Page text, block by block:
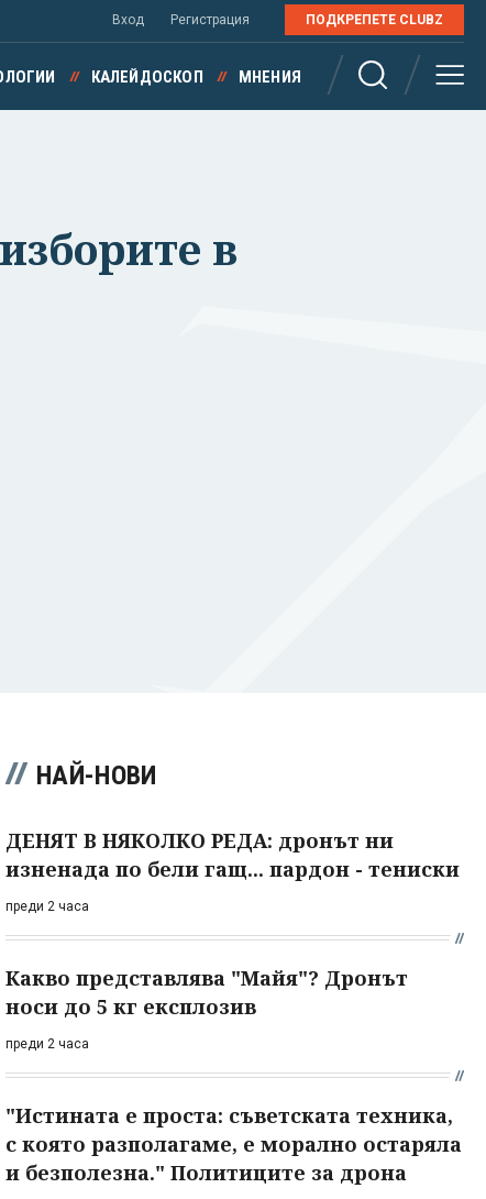
Вход Регистрация ПОДКРЕПЕТЕ CLUBZ
КАЛЕЙДОСКОП МНЕНИЯ
в
НАЙ-НОВИ
ДЕНЯТ В НЯКОЛКО РЕДА: дронът ни
изненада по бели гащ... пардон - тениски
преди 2 часа
Какво представлява "Майя"? Дронът
носи до 5 кг експлозив
преди 2 часа
"Истината е проста: съветската техника,
с която разполагаме, е морално остаряла
и безполезна." Политиците за дрона